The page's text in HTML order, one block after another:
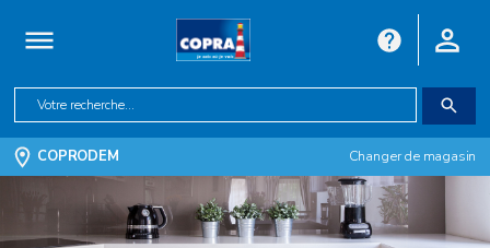
COPRODEM Changer de magasin